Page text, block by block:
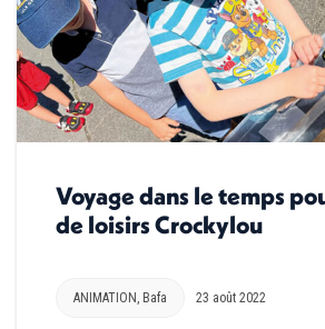
Voyage dans le temps
de loisirs Crockylou
ANIMATION Bafa 23 août 2022